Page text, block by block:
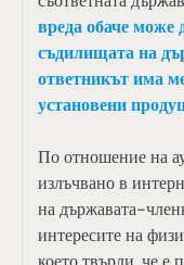
вреда обаче може
съдилищата на
ответникът има
установени
По отношение на
излъчвано в
на държавата-
интересите на